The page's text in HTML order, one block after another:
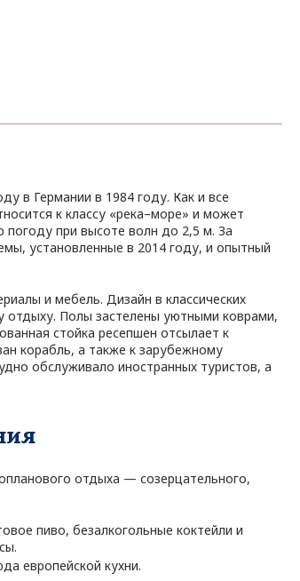
в Германии в 1984 году. Как и все
к классу «река–море» и может
при высоте волн до 2,5 м. За
установленные в 2014 году, и опытный
и мебель. Дизайн в классических
отдыху. Полы застелены уютными коврами,
стойка ресепшен отсылает к
корабль, а также к зарубежному
обслуживало иностранных туристов, а
отдыха — созерцательного,
пиво, безалкогольные коктейли и
европейской кухни.